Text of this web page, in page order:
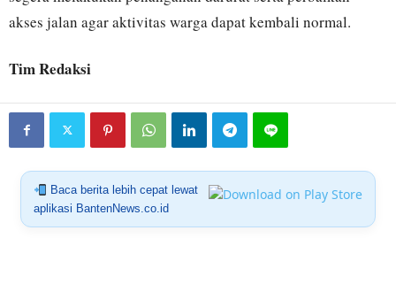
akses jalan agar aktivitas warga dapat kembali normal.
Tim Redaksi
Baca berita lebih cepat lewat
aplikasi BantenNews.co.id